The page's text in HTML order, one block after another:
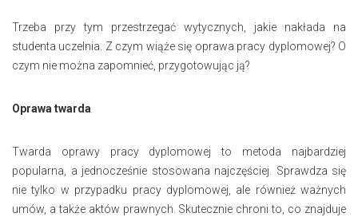
Trzeba przy tym przestrzegać wytycznych, jakie nakłada na
studenta uczelnia. Z czym wiąże się oprawa pracy dyplomowej? O
czym nie można zapomnieć, przygotowując ją?
Oprawa twarda
Twarda oprawy pracy dyplomowej to metoda najbardziej
popularna, a jednocześnie stosowana najczęściej. Sprawdza się
nie tylko w przypadku pracy dyplomowej, ale również ważnych
umów, a także aktów prawnych. Skutecznie chroni to, co znajduje